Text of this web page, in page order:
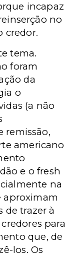
incapaz
no
credor.
tema.
foram
da
o
(a não
remissão,
americano
e o fresh
na
aproximam
de trazer à
para
que, de
los. Os